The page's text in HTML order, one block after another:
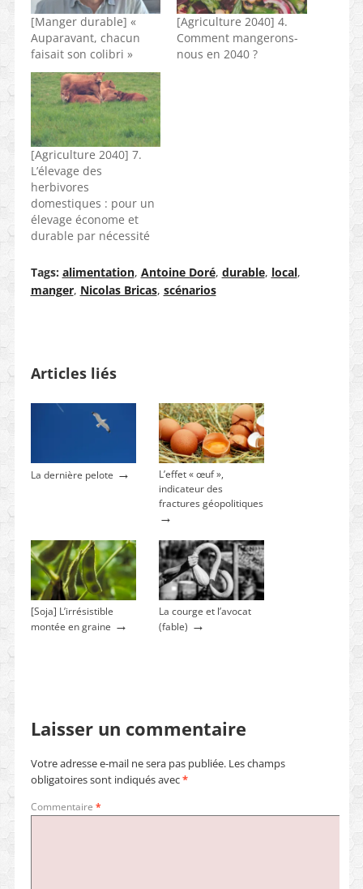
[Manger durable] «
Auparavant, chacun
faisait son colibri »
[Agriculture 2040] 4.
Comment mangerons-
nous en 2040 ?
[Agriculture 2040] 7.
L’élevage des
herbivores
domestiques : pour un
élevage économe et
durable par nécessité
Tags: alimentation, Antoine Doré, durable, local,
manger, Nicolas Bricas, scénarios
Articles liés
La dernière pelote →
L’effet « œuf »,
indicateur des
fractures géopolitiques
→
[Soja] L’irrésistible
montée en graine →
La courge et l’avocat
(fable) →
Laisser un commentaire
Votre adresse e-mail ne sera pas publiée. Les champs
obligatoires sont indiqués avec*
Commentaire *